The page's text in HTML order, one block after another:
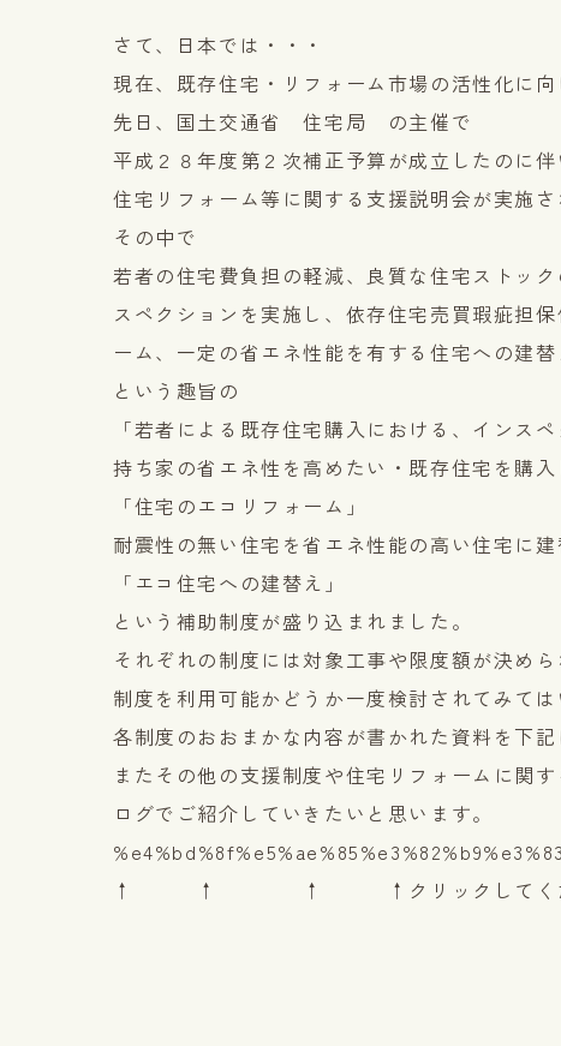
さて、日本では・・・
現在、既存住宅・リフォーム市場の活性化に
先日、国土交通省 住宅局 の主催で
平成２８年度第２次補正予算が成立したのに伴
住宅リフォーム等に関する支援説明会が実施さ
その中で
若者の住宅費負担の軽減、良質な住宅ストッ
スペクションを実施し、依存住宅売買瑕疵担
ーム、一定の省エネ性能を有する住宅への建
という趣旨の
「若者による既存住宅購入における、インス
持ち家の省エネ性を高めたい・既存住宅を購
「住宅のエコリフォーム」
耐震性の無い住宅を省エネ性能の高い住宅に
「エコ住宅への建替え」
という補助制度が盛り込まれました。
それぞれの制度には対象工事や限度額が決め
制度を利用可能かどうか一度検討されてみては
各制度のおおまかな内容が書かれた資料を下
またその他の支援制度や住宅リフォームに関
ログでご紹介していきたいと思います。
↑ ↑ ↑ ↑クリックしてくだ